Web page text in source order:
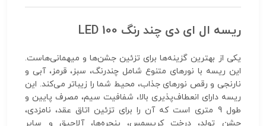
ریسه ال ای دی چند رنگ 100 LED
یکی از بهترین گزینه‌ها برای تزئین جشن‌ها و میهمانی‌هاست.
این ریسه با نورهای متنوع شامل چندرنگ، سبز، قرمز، آبی و
نارنجی و رقص نورهای جذاب، محیط شما را زیباتر می‌کند. این
ریسه دارای انعطاف‌پذیری بالا، شفافیت سیم، مصرف پایین و
طول 9 متری است که آن را برای تزئین اتاق عقد، نامزدی،
جشن تولد، درخت کریسمس، پنجره‌ها، آلاچیق و سایر